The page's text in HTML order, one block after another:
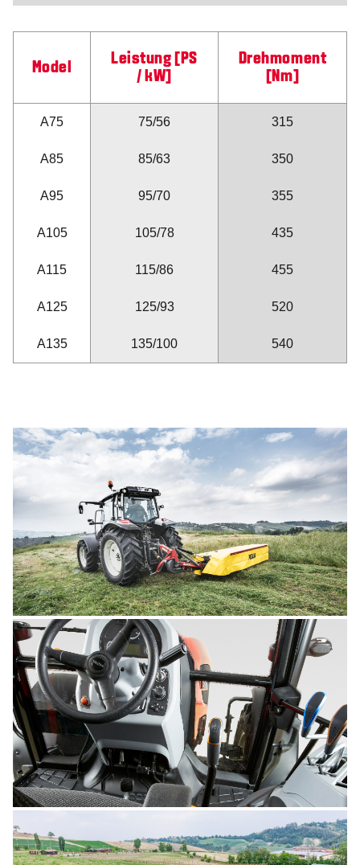
Model
Leistung [PS
/ kW]
Drehmoment
[Nm]
A75 75/56 315
A85 85/63 350
A95 95/70 355
A105 105/78 435
A115 115/86 455
A125 125/93 520
A135 135/100 540